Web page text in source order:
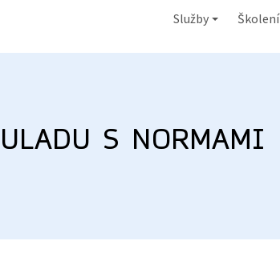
Služby Školení
s normami